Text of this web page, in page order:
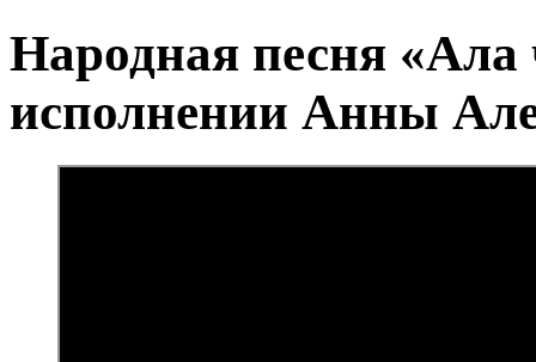
Народная песня
исполнении Анны